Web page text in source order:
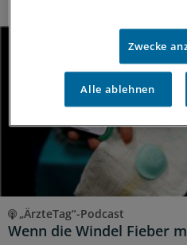
„ÄrzteTag“-Podcast
Wenn die Windel Fieber
Zwecke
Alle ablehnen